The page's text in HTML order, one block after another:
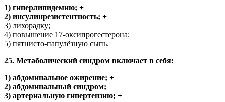
1) гиперлипидемию; +
2) инсулинрезистентность; +
3) лихорадку;
4) повышение 17-оксипрогестерона;
5) пятнисто-папулёзную сыпь.
25. Метаболический синдром включает в себя:
1) абдоминальное ожирение; +
2) абдоминальный синдром;
3) артериальную гипертензию; +